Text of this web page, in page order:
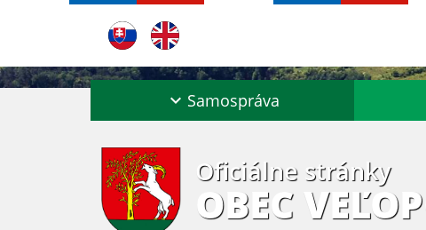
Samospráva
Oficiálne stránky
OBEC